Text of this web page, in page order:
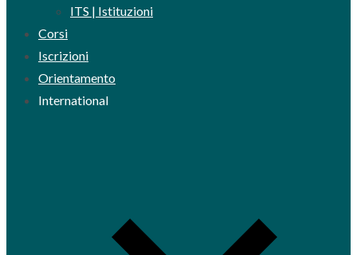
ITS | Istituzioni
Corsi
Iscrizioni
Orientamento
International